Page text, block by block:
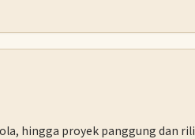
hingga proyek panggung dan